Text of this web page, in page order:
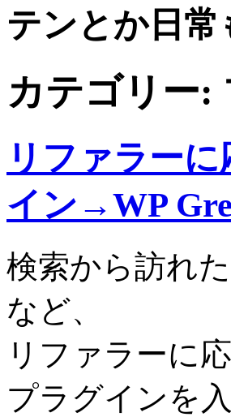
テンとか日
カテゴリー:
リファラー
イン→WP
検索から訪れ
など、
リファラーに
プラグインを